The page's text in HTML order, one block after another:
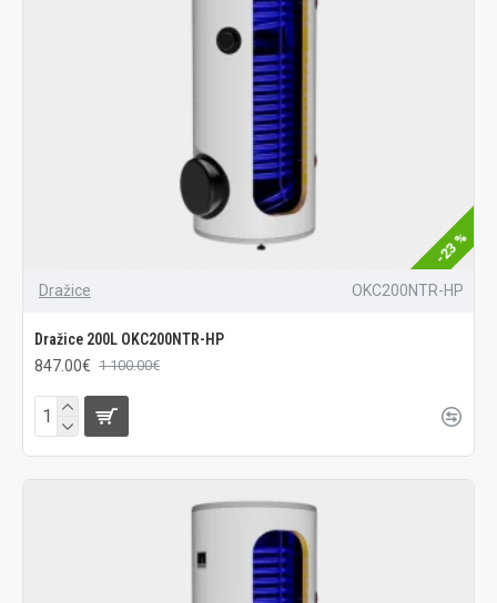
-23 %
Dražice OKC200NTR-HP
Dražice 200L OKC200NTR-HP
847.00€ 1 100.00€